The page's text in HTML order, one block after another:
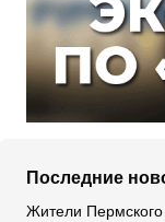
Последние
Жители Пермского